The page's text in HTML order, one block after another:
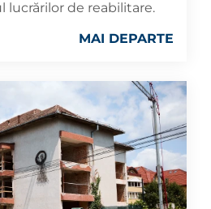
de reabilitare.
MAI DEPARTE